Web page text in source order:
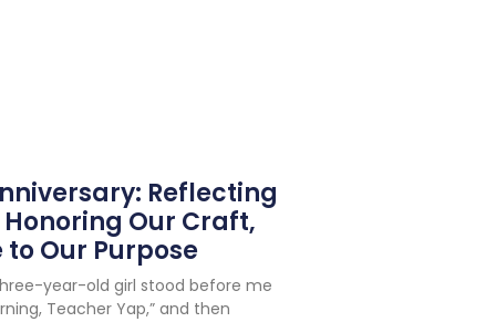
Reflecting
Our Craft,
Our Purpose
year-old girl stood before me
Teacher Yap,” and then